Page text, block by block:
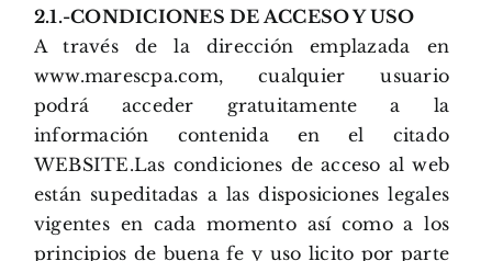
2.1.-CONDICIONES DE ACCESO Y USO
A través de la dirección emplazada en
www.marescpa.com, cualquier usuario
podrá acceder gratuitamente a la
información contenida en el citado
WEBSITE.Las condiciones de acceso al web
están supeditadas a las disposiciones legales
vigentes en cada momento así como a los
principios de buena fe y uso licito por parte